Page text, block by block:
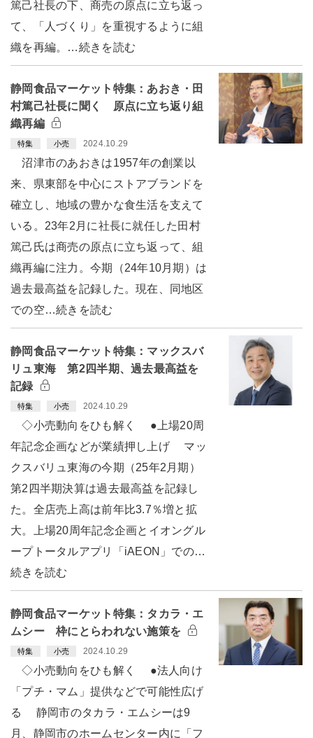
篤己社長の下、商売の原点に立ち返っ
て、「人づくり」を重視するように組
織を再編。…続きを読む
静岡食品マーケット特集：あおき・田
村篤己社長に聞く 原点に立ち返り組
織再編
特集 小売 2024.10.29
沼津市のあおきは1957年の創業以
来、県東部を中心にストアブランドを
確立し、地域の豊かな食生活を支えて
いる。23年2月に社長に就任した田村
篤己氏は商売の原点に立ち返って、組
織再編に注力。今期（24年10月期）は
過去最高益を記録した。現在、同地区
での空…続きを読む
静岡食品マーケット特集：マックスバ
リュ東海 第2四半期、過去最高益を
記録
特集 小売 2024.10.29
◇小売動向をひも解く ●上場20周
年記念企画などが業績押し上げ マッ
クスバリュ東海の今期（25年2月期）
第2四半期決算は過去最高益を記録し
た。全店売上高は前年比3.7％増と拡
大。上場20周年記念企画とイオングル
ープトータルアプリ「iAEON」での…
続きを読む
静岡食品マーケット特集：タカラ・エ
ムシー 枠にとらわれない施策を
特集 小売 2024.10.29
◇小売動向をひも解く ●法人向け
「プチ・マム」提供などで可能性広げ
る 静岡市のタカラ・エムシーは9
月、静岡市のホームセンター内に「フ